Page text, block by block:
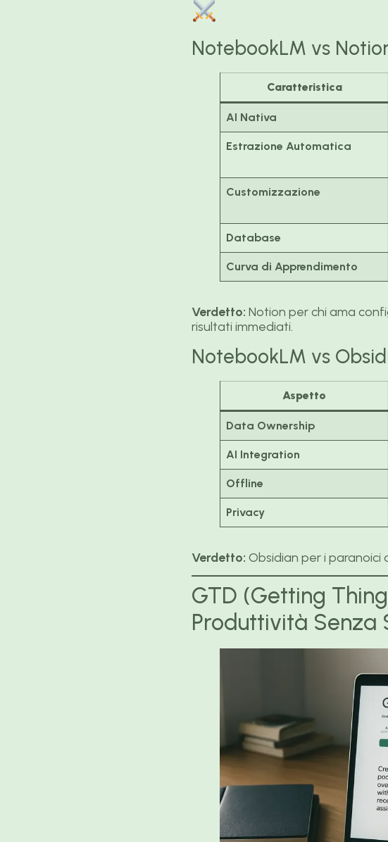
NotebookLM vs
Caratteristica
AI Nativa
Estrazione Automatica
Customizzazione
Database
Curva di Apprendimento
Verdetto: Notion per chi ama
risultati immediati.
NotebookLM vs
Aspetto
Data Ownership
AI Integration
Offline
Privacy
Verdetto: Obsidian per i paranoici
GTD (Getting
Produttività Senza